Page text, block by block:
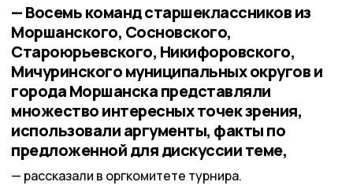
— Восемь команд старшеклассников из
Моршанского, Сосновского,
Староюрьевского, Никифоровского,
Мичуринского муниципальных округов и
города Моршанска представляли
множество интересных точек зрения,
использовали аргументы, факты по
предложенной для дискуссии теме,
рассказали в оргкомитете турнира.